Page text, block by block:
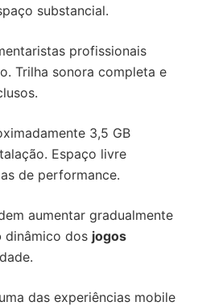
substancial.
profissionais
Trilha sonora completa e
3,5 GB
Espaço livre
de performance.
aumentar gradualmente
dinâmico dos jogos
das experiências mobile